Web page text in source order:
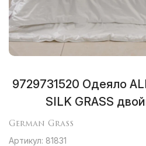
9729731520 Одеяло
SILK GRASS
German Grass
Артикул: 81831